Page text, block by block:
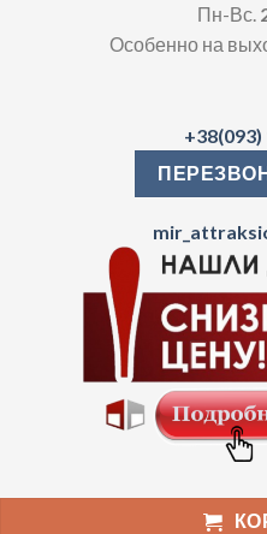
Пн-Вс.
Особенно на